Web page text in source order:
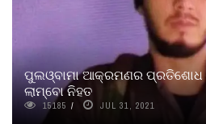
ପୁଲଓ୍ବାମା ଆକ୍ରମଣର ପ୍ରତିଶୋଧ
ଲାମ୍ବୋ ନିହତ
15185 JUL 31, 2021